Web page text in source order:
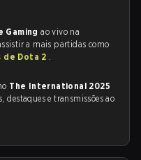
Gamingao vivo na
a mais partidas como
de Dota 2 .
The International 2025
destaques e transmissões ao